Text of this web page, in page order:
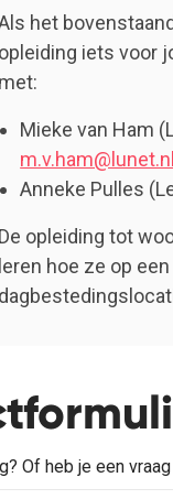
het
opleiding iets voor
met:
Mieke van Ham
m.v.ham@lunet.nl
Anneke Pulles
De opleiding tot
leren hoe ze op
Of heb je een